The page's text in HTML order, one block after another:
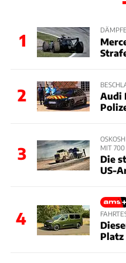
1
2
Audi
3
MIT 700
Die
US-
4
Platz